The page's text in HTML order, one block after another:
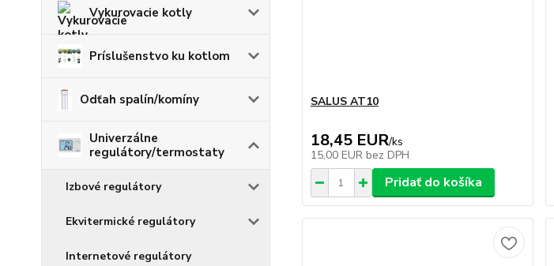
Vykurovacie kotly
Príslušenstvo ku kotlom
Odťah spalín/komíny
Univerzálne
regulátory/termostaty
Izbové regulátory
Ekvitermické regulátory
Internetové regulátory
SALUS AT10
18,45 EUR/ks
15,00 EUR bez DPH
Pridať do košíka